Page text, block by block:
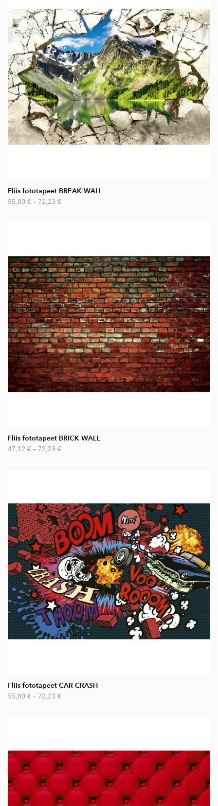
Fliis fototapeet BREAK WALL
55,80 € – 72,23 €
Fliis fototapeet BRICK WALL
47,12 € – 72,23 €
Fliis fototapeet CAR CRASH
55,80 € – 72,23 €